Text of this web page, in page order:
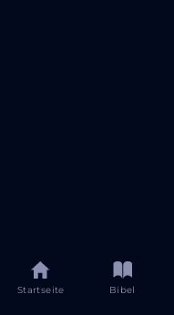
Startseite Bibel